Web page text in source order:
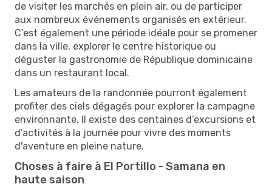
de visiter les marchés en plein air, ou de participer
aux nombreux événements organisés en extérieur.
C’est également une période idéale pour se promener
dans la ville, explorer le centre historique ou
déguster la gastronomie de République dominicaine
dans un restaurant local.
Les amateurs de la randonnée pourront également
profiter des ciels dégagés pour explorer la campagne
environnante. Il existe des centaines d’excursions et
d’activités à la journée pour vivre des moments
d'aventure en pleine nature.
Choses à faire à El Portillo - Samana en
haute saison